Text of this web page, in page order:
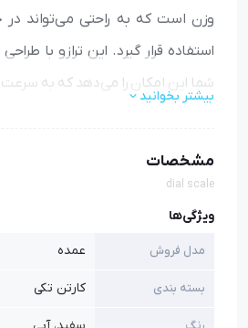
وزن است که به راحتی می‌تواند در
استفاده قرار گیرد. این ترازو با
شما این امکان را می‌دهد که به سرعت
ویژگی‌های برجسته ترازو شامل دقت
و خوانا، این ترازو معمولاً از مواد
می‌تواند وزن‌های مختلف را با دقت بالا
بیشتر بخوانید
مشخصات
dial scale
ویژگی‌ها
مدل فروش عمده
بسته بندی کارتن تکی